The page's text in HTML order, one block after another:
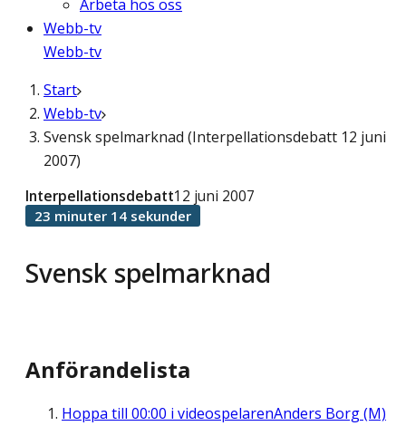
Arbeta hos oss
Webb-tv
Webb-tv
Start
Webb-tv
Svensk spelmarknad (Interpellationsdebatt 12 juni
2007)
Svensk spelmarknad
Interpellationsdebatt12 juni 2007
23 minuter 14 sekunder
Anförandelista
Hoppa till 00:00 i videospelarenAnders Borg (M)